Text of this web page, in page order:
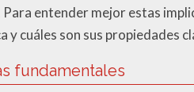
entender mejor estas
y cuáles son sus propiedades
fundamentales